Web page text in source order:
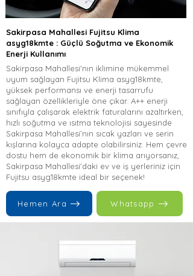
Sakirpasa Mahallesi Fujitsu Klima
asyg18kmte : Güçlü Soğutma ve Ekonomik
Enerji Kullanımı
Sakirpasa Mahallesi'nın iklimine mükemmel
uyum sağlayan Fujitsu Klima asyg18kmte,
yüksek performansı ve enerji tasarrufu
sağlayan özellikleriyle öne çıkar. A++ enerji
sınıfıyla çalışarak elektrik faturalarını azaltırken,
hızlı soğutma ve ısıtma teknolojisi sayesinde
Sakirpasa Mahallesi’nın sıcak yazları ve serin
kışlarına kolayca adapte olabilirsiniz. Hem çevre
dostu hem de ekonomik bir klima arıyorsanız,
Sakirpasa Mahallesi'daki ev ve iş yerleriniz için
Fujitsu asyg18kmte ideal bir seçenek!
Hemen Ara Whatsapp